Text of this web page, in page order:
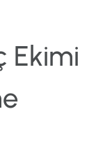
Ekimi